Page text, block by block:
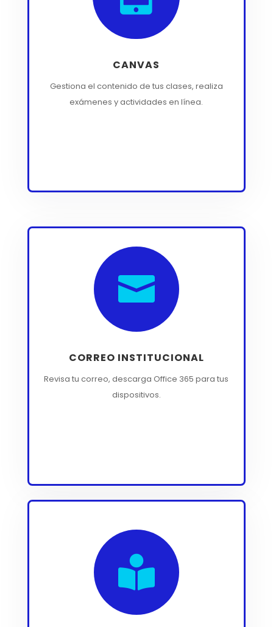
CANVAS
Gestiona el contenido de tus clases, realiza
exámenes y actividades en línea.

CORREO INSTITUCIONAL
Revisa tu correo, descarga Office 365 para tus
dispositivos.
